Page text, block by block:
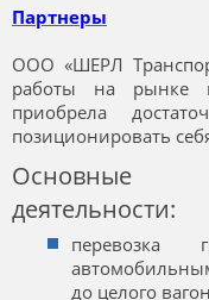
Партнеры
ООО «ШЕРЛ
работы на рынке
приобрела
позиционировать
Основные
деятельности:
перевозка
до целого